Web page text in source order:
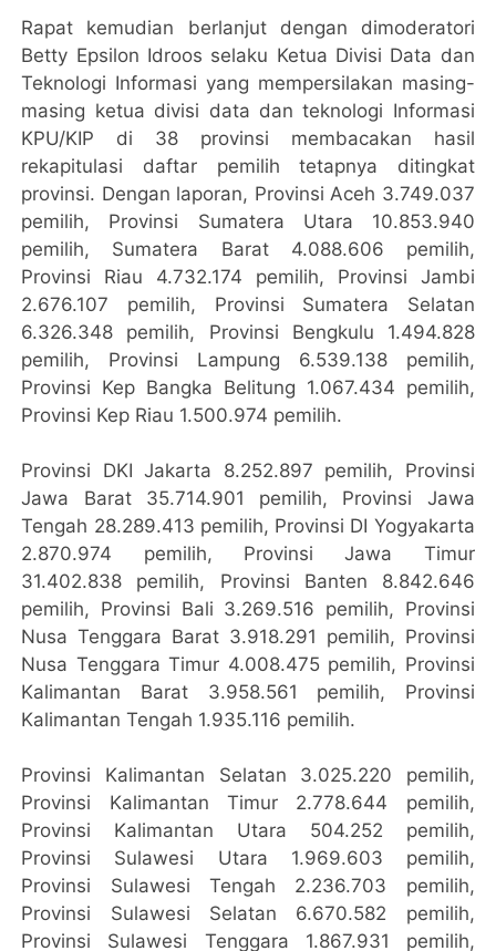
Rapat kemudian berlanjut dengan dimoderatori
Betty Epsilon Idroos selaku Ketua Divisi Data dan
Teknologi Informasi yang mempersilakan masing-
masing ketua divisi data dan teknologi Informasi
KPU/KIP di 38 provinsi membacakan hasil
rekapitulasi daftar pemilih tetapnya ditingkat
provinsi. Dengan laporan, Provinsi Aceh 3.749.037
pemilih, Provinsi Sumatera Utara 10.853.940
pemilih, Sumatera Barat 4.088.606 pemilih,
Provinsi Riau 4.732.174 pemilih, Provinsi Jambi
2.676.107 pemilih, Provinsi Sumatera Selatan
6.326.348 pemilih, Provinsi Bengkulu 1.494.828
pemilih, Provinsi Lampung 6.539.138 pemilih,
Provinsi Kep Bangka Belitung 1.067.434 pemilih,
Provinsi Kep Riau 1.500.974 pemilih.
Provinsi DKI Jakarta 8.252.897 pemilih, Provinsi
Jawa Barat 35.714.901 pemilih, Provinsi Jawa
Tengah 28.289.413 pemilih, Provinsi DI Yogyakarta
2.870.974 pemilih, Provinsi Jawa Timur
31.402.838 pemilih, Provinsi Banten 8.842.646
pemilih, Provinsi Bali 3.269.516 pemilih, Provinsi
Nusa Tenggara Barat 3.918.291 pemilih, Provinsi
Nusa Tenggara Timur 4.008.475 pemilih, Provinsi
Kalimantan Barat 3.958.561 pemilih, Provinsi
Kalimantan Tengah 1.935.116 pemilih.
Provinsi Kalimantan Selatan 3.025.220 pemilih,
Provinsi Kalimantan Timur 2.778.644 pemilih,
Provinsi Kalimantan Utara 504.252 pemilih,
Provinsi Sulawesi Utara 1.969.603 pemilih,
Provinsi Sulawesi Tengah 2.236.703 pemilih,
Provinsi Sulawesi Selatan 6.670.582 pemilih,
Provinsi Sulawesi Tenggara 1.867.931 pemilih,